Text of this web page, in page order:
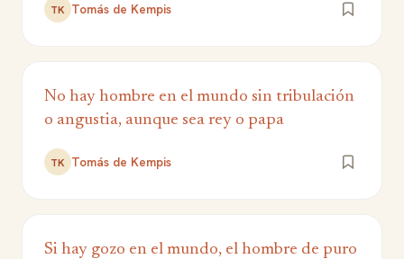
TK Tomás de Kempis
No hay hombre en el mundo sin tribulación
o angustia, aunque sea rey o papa
TK Tomás de Kempis
Si hay gozo en el mundo, el hombre de puro